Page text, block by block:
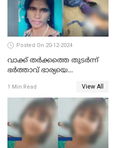
Posted On 20-12-2024
വാക്ക് തര്‍ക്കത്തെ തുടര്‍ന്ന്
ഭര്‍ത്താവ് ഭാര്യയെ
1 Min Read View All